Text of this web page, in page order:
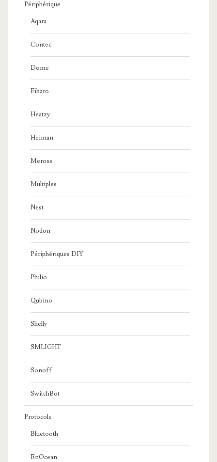
Périphérique
Aqara
Contec
Dome
Fibaro
Heatzy
Heiman
Meross
Multiples
Nest
Nodon
Périphériques DIY
Philio
Qubino
Shelly
SMLIGHT
Sonoff
SwitchBot
Protocole
Bluetooth
EnOcean